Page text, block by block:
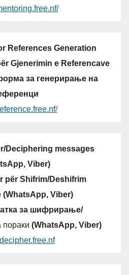
References Generation
Gjenerimin e Referencave
за генерирање на
Deciphering messages
Viber)
për Shifrim/Deshifrim
(WhatsApp, Viber)
за шифрирање/
(WhatsApp, Viber)